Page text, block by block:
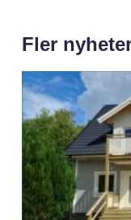
Fler